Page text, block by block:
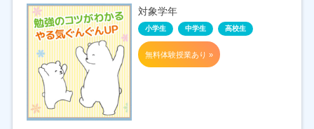
対象学年
小学生 中学生 高校生
無料体験授業あり »